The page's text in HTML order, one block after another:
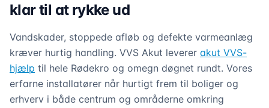
klar til at rykke ud
Vandskader, stoppede afløb og defekte varmeanlæg
kræver hurtig handling. VVS Akut leverer akut VVS-
hjælp til hele Rødekro og omegn døgnet rundt. Vores
erfarne installatører når hurtigt frem til boliger og
erhverv i både centrum og områderne omkring